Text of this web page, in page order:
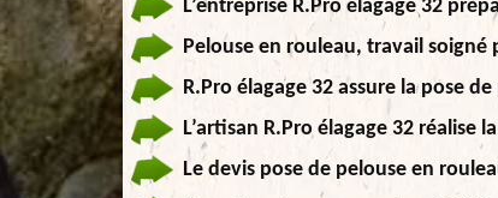
L’entreprise R.Pro élagage 32
Pelouse en rouleau, travail soigné
R.Pro élagage 32 assure la pose
L’artisan R.Pro élagage 32 réalise
Le devis pose de pelouse en